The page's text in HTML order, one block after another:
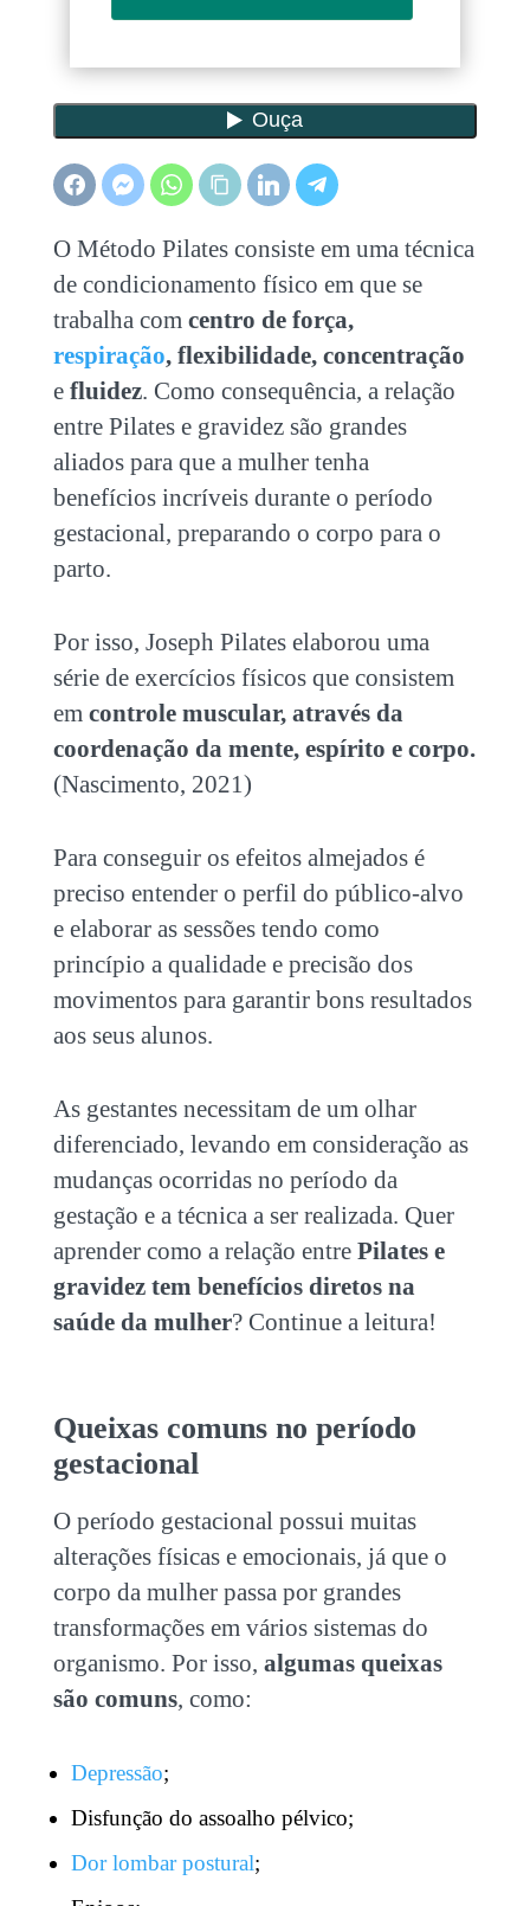
O Método Pilates consiste em uma técnica
de condicionamento físico em que se
trabalha comcentro de força,
respiração, flexibilidade, concentração
efluidez. Como consequência, a relação
entre Pilates e gravidezsão grandes
aliados para que a mulher tenha
benefícios incríveis durante o período
gestacional, preparando o corpo para o
parto.
Por isso, Joseph Pilates elaborou uma
série de exercícios físicos que consistem
em controle muscular, através da
coordenação da mente, espírito e corpo.
(Nascimento, 2021)
Para conseguir os efeitos almejados é
preciso entender o perfil do público-alvo
e elaborar as sessões tendo como
princípio a qualidade e precisão dos
movimentos para garantir bons resultados
aos seus alunos.
As gestantes necessitam de um olhar
diferenciado, levando em consideração as
mudanças ocorridas no período da
gestação e a técnica a ser realizada. Quer
aprender como a relação entre Pilates e
gravideztem benefícios diretos na
saúde da mulher? Continue a leitura!
Queixas comuns no período
gestacional
O período gestacional possui muitas
alterações físicas e emocionais, já que o
corpo da mulher passa por grandes
transformações em vários sistemas do
organismo. Por isso, algumas queixas
são comuns, como:
Depressão;
Disfunção do assoalho pélvico;
Dor lombar postural;